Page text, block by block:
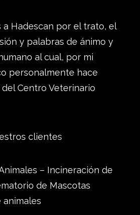
a Hadescan por el trato, el
y palabras de ánimo y
al cual, por mi
personalmente hace
Centro Veterinario
clientes
– Incineración de
de Mascotas
animales